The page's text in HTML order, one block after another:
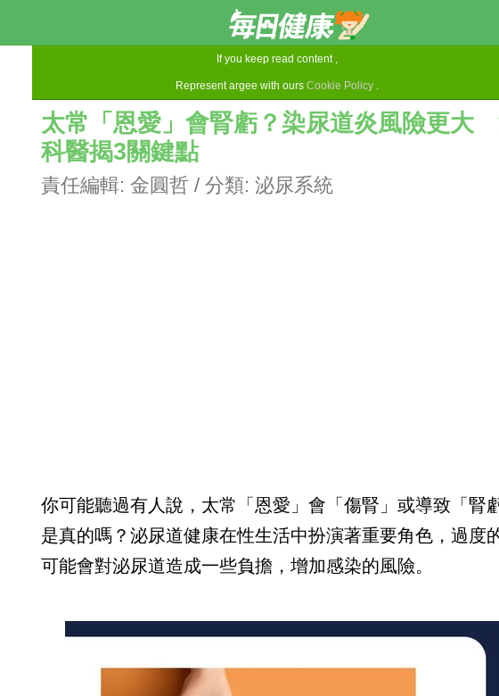
If you keep read content ,
Represent argee with ours Cookie Policy .
太常「恩愛」會腎虧？染尿道炎風險更大
科醫揭3關鍵點
責任編輯: 金圓哲 / 分類: 泌尿系統
你可能聽過有人說，太常「恩愛」會「傷腎」或導致「腎
是真的嗎？泌尿道健康在性生活中扮演著重要角色，過度
可能會對泌尿道造成一些負擔，增加感染的風險。